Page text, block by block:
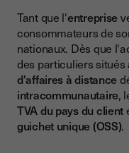
Tant que l'entreprise
consommateurs de
nationaux. Dès que
des particuliers
d'affaires à distance
intracommunautaire,
TVA du pays du client
guichet unique (OSS).